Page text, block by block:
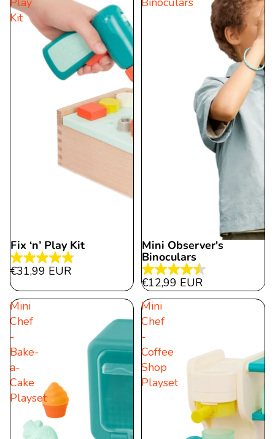
Bewertungen
5
Bewertungen
Kit
Fix ‘n’ Play Kit
4.8
5
Bewertungen
€31,99 EUR
Mini Observer's
Binoculars
4.5
von
Bewertungen
€12,99 EUR
Mini
Chef
-
Bake-
a-
Cake
Playset
Mini
Chef
-
Coffee
Shop
Playset